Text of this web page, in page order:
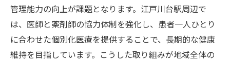
管理能力の向上が課題となります。江戸川台駅周辺で
は、医師と薬剤師の協力体制を強化し、患者一人ひとり
に合わせた個別化医療を提供することで、長期的な健康
維持を目指しています。こうした取り組みが地域全体の